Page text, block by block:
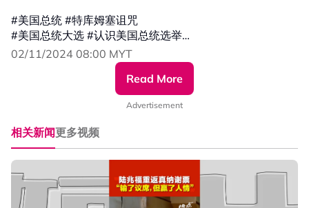
#美国总统 #特库姆塞诅咒
#美国总统大选 #认识美国总统选举
#不懂没关系 #懂了也没用 #冷知识
#发射热点 #84hotspot #懂来做莫
更多新闻资讯看这里 ▹ https://xuan.com.my/hotspot
02/11/2024 08:00 MYT
Read More
Advertisement
相关新闻更多视频